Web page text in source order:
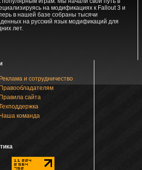
на модификациях к Fallout 3 и
в нашей базе собраны тысячи
на русский язык модификаций для
лет.
Реклама и сотрудничество
Правообладателям
Правила сайта
Наша команда